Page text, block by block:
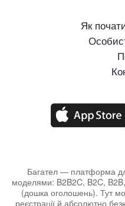
Як
Багател — платформа
моделями: B2B2C, B2C,
(дошка оголошень). Тут
реєстрації й абсолютно